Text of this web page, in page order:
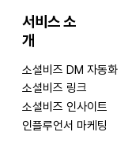
서비스 소
개
​소셜비즈 DM 자동화
소셜비즈 링크
​소셜비즈 인사이트
인플루언서 마케팅